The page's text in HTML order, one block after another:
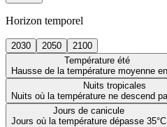
Horizon temporel
2030 2050
2100
Température été
Hausse de la température moyenne
Nuits tropicales
Nuits où la température ne descend
Jours de canicule
Jours où la température dépasse 35°C